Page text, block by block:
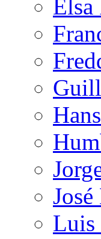
Elsa
Luis